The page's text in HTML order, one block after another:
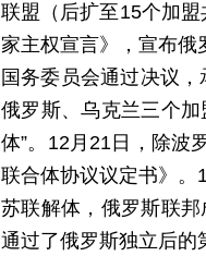
联盟（后扩至15个加
家主权宣言》，宣布俄
国务委员会通过决议
俄罗斯、乌克兰三个
体”。12月21日，除波
联合体协议议定书》。
苏联解体，俄罗斯联
通过了俄罗斯独立后的